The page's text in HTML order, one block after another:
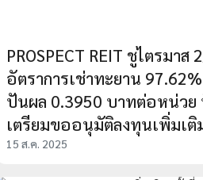
PROSPECT REIT ชูไตรมา
อัตราการเช่าทะยาน
ปันผล 0.3950 บาทต่อหน่วย
เตรียมขออนุมัติลงทุนเพิ่มเติ
15 ส.ค. 2025